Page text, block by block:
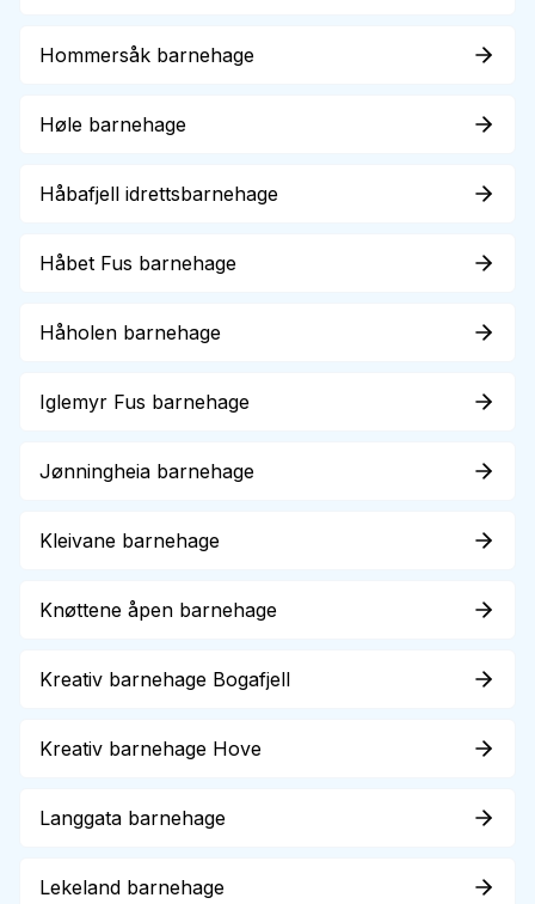
Hommersåk barnehage
Høle barnehage
Håbafjell idrettsbarnehage
Håbet Fus barnehage
Håholen barnehage
Iglemyr Fus barnehage
Jønningheia barnehage
Kleivane barnehage
Knøttene åpen barnehage
Kreativ barnehage Bogafjell
Kreativ barnehage Hove
Langgata barnehage
Lekeland barnehage